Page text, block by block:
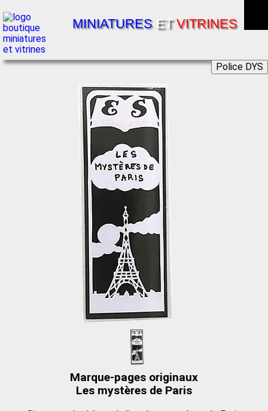
MINIATURES ET VITRINES
Police DYS
Marque-pages originaux
Les mystères de Paris